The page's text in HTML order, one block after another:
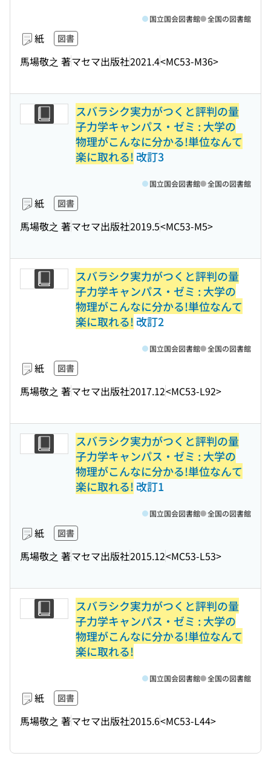
紙 図書
馬場敬之 著マセマ出版社2021.4<MC53-M36>
国立国会図書館 全国の図書館
スバラシク実力がつくと評判の量
子力学キャンパス・ゼミ : 大学の
物理がこんなに分かる!単位なんて
楽に取れる! 改訂3
紙 図書
馬場敬之 著マセマ出版社2019.5<MC53-M5>
国立国会図書館 全国の図書館
スバラシク実力がつくと評判の量
子力学キャンパス・ゼミ : 大学の
物理がこんなに分かる!単位なんて
楽に取れる! 改訂2
紙 図書
馬場敬之 著マセマ出版社2017.12<MC53-L92>
国立国会図書館 全国の図書館
スバラシク実力がつくと評判の量
子力学キャンパス・ゼミ : 大学の
物理がこんなに分かる!単位なんて
楽に取れる! 改訂1
紙 図書
馬場敬之 著マセマ出版社2015.12<MC53-L53>
国立国会図書館 全国の図書館
スバラシク実力がつくと評判の量
子力学キャンパス・ゼミ : 大学の
物理がこんなに分かる!単位なんて
楽に取れる!
紙 図書
馬場敬之 著マセマ出版社2015.6<MC53-L44>
国立国会図書館 全国の図書館